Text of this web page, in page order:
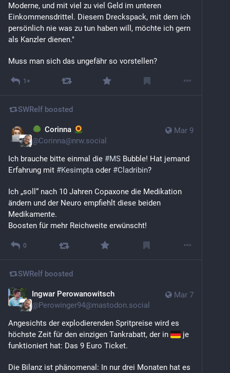
Moderne, und mit viel zu viel Geld im unteren
Einkommensdrittel. Diesem Dreckspack, mit dem ich
persönlich nie was zu tun haben will, möchte ich gern
als Kanzler dienen."
Muss man sich das ungefähr so vorstellen?
1+
SWRelf boosted
Mar 9
Corinna
@Corinna@nrw.social
Ich brauche bitte einmal die #MS Bubble! Hat jemand
Erfahrung mit #Kesimpta oder #Cladribin?
Ich „soll“ nach 10 Jahren Copaxone die Medikation
ändern und der Neuro empfiehlt diese beiden
Medikamente.
Boosten für mehr Reichweite erwünscht!
0
SWRelf boosted
Mar 7
Ingwar Perowanowitsch
@Perowinger94@mastodon.social
Angesichts der explodierenden Spritpreise wird es
höchste Zeit für den einzigen Tankrabatt, der in
je
funktioniert hat: Das 9 Euro Ticket.
Die Bilanz ist phänomenal: In nur drei Monaten hat es